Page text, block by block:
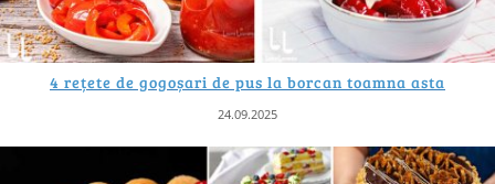
4 rețete de gogoșari de pus la borcan toamna asta
24.09.2025